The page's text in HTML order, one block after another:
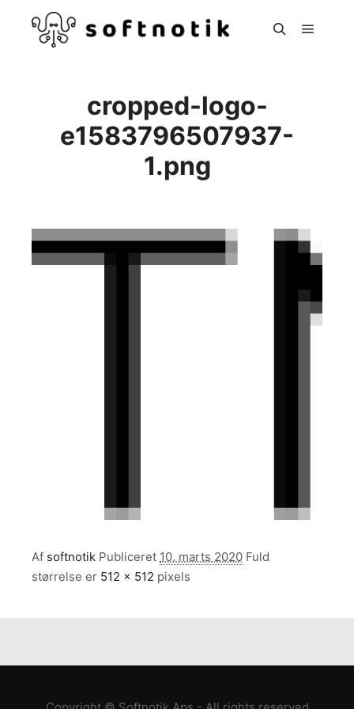
cropped-logo-
e1583796507937-
1.png
Af softnotik Publiceret 10. marts 2020 Fuld
størrelse er 512 × 512 pixels